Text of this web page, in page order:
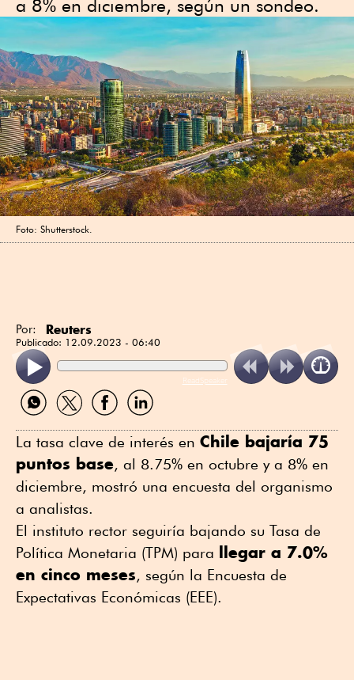
a 8% en diciembre, según un sondeo.
Foto: Shutterstock.
Por: Reuters
Publicado: 12.09.2023 - 06:40
ReadSpeaker
Compartir
por
Compartir
por
Compartir
por
Compartir
por
La tasa clave de interés en Chile bajaría 75
puntos base, al 8.75% en octubre y a 8% en
diciembre, mostró una encuesta del organismo
a analistas.
El instituto rector seguiría bajando su Tasa de
Política Monetaria (TPM) para llegar a 7.0%
en cinco meses, según la Encuesta de
Expectativas Económicas (EEE).